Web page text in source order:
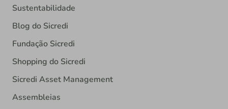
Sustentabilidade
Blog do Sicredi
Fundação Sicredi
Shopping do Sicredi
Sicredi Asset Management
Assembleias